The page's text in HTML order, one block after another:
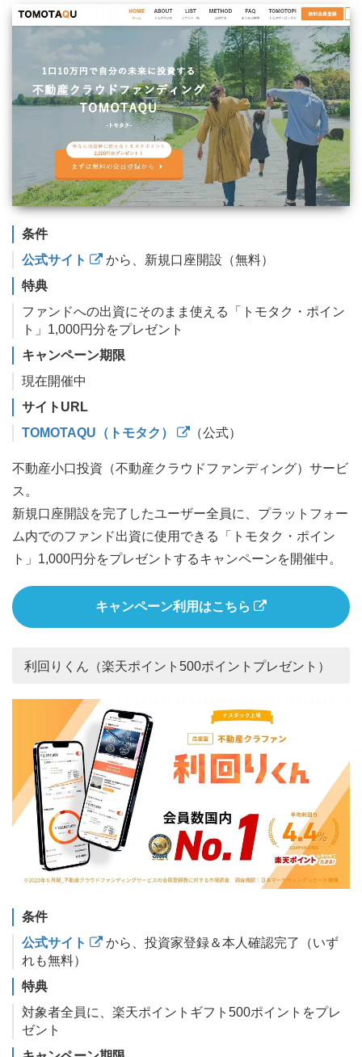
条件
公式サイト
から、新規口座開設（無料）
特典
ファンドへの出資にそのまま使える「トモタク・ポイン
ト」1,000円分をプレゼント
キャンペーン期限
現在開催中
サイトURL
TOMOTAQU（トモタク）
（公式）
不動産小口投資（不動産クラウドファンディング）サービ
ス。
新規口座開設を完了したユーザー全員に、プラットフォー
ム内でのファンド出資に使用できる「トモタク・ポイン
ト」1,000円分をプレゼントするキャンペーンを開催中。
キャンペーン利用はこちら
利回りくん（楽天ポイント500ポイントプレゼント）
条件
公式サイト
から、投資家登録＆本人確認完了（いず
れも無料）
特典
対象者全員に、楽天ポイントギフト500ポイントをプレ
ゼント